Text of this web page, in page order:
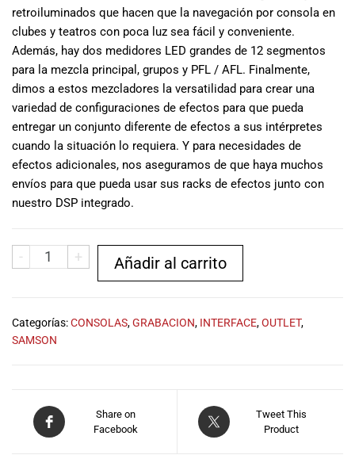
posible.
Además,
ofrecemos
precios
competitivos y
promociones
especiales
para nuestros
clientes. Ven a
visitarnos en
nuestra tienda
línea a través
pedido en la
música con
Import Music
retroiluminados que hacen que la navegación por consola en
clubes y teatros con poca luz sea fácil y conveniente.
Además, hay dos medidores LED grandes de 12 segmentos
para la mezcla principal, grupos y PFL / AFL. Finalmente,
dimos a estos mezcladores la versatilidad para crear una
variedad de configuraciones de efectos para que pueda
entregar un conjunto diferente de efectos a sus intérpretes
cuando la situación lo requiera. Y para necesidades de
efectos adicionales, nos aseguramos de que haya muchos
envíos para que pueda usar sus racks de efectos junto con
nuestro DSP integrado.
- + Añadir al carrito
Categorías:CONSOLAS,GRABACION, INTERFACE,OUTLET,
SAMSON
Share on
Facebook
Tweet This
Product